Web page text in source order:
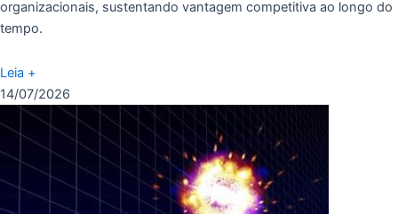
organizacionais, sustentando vantagem competitiva ao longo do
tempo.
Leia +
14/07/2026